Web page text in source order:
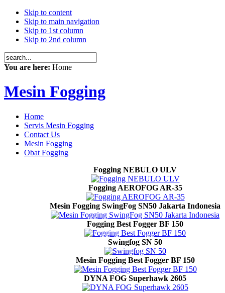
Skip to content
Skip to main navigation
Skip to 1st column
Skip to 2nd column
You are here: Home
Mesin Fogging
Home
Servis Mesin Fogging
Contact Us
Mesin Fogging
Obat Fogging
Fogging NEBULO ULV
Fogging AEROFOG AR-35
Mesin Fogging SwingFog SN50 Jakarta Indonesia
Fogging Best Fogger BF 150
Swingfog SN 50
Mesin Fogging Best Fogger BF 150
DYNA FOG Superhawk 2605